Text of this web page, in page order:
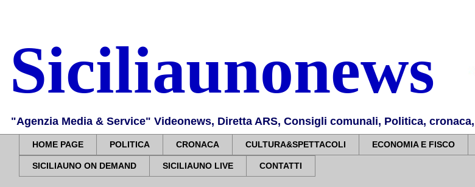
Siciliaunonews
"Agenzia Media & Service" Videonews, Diretta ARS, Consigli comunali, Politica,
HOME PAGE POLITICA CRONACA CULTURA&SPETTACOLI ECONOMIA E FISCO
SICILIAUNO ON DEMAND SICILIAUNO LIVE CONTATTI